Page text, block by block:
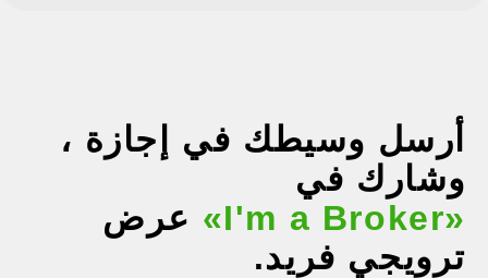
أرسل وسيطك في إجازة ،
وشارك في
«I'm a Broker»
عرض
ترويجي فريد.